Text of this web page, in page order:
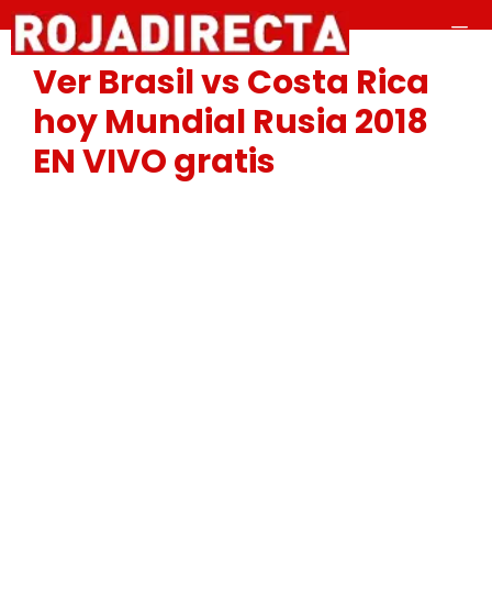
Saltar
contenido
Ver Brasil vs Costa Rica
hoy Mundial Rusia 2018
EN VIVO gratis